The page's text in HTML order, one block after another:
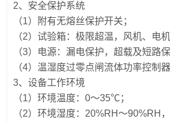
2、安全保护系统
（1）附有无熔丝保护开关；
（2）试验箱：极限超温，风机、电
（3）电源：漏电保护，超载及短路保
（4）温湿度过零点闸流体功率控制器
3、设备工作环境
（1）环境温度：0～35℃；
（2）环境湿度：20%RH～90%RH，